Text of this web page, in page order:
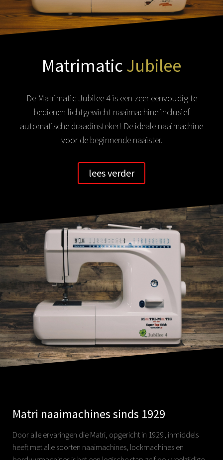
Matrimatic Jubilee
De Matrimatic Jubilee 4 is een zeer eenvoudig te
bedienen lichtgewicht naaimachine inclusief
automatische draadinsteker! De ideale naaimachine
voor de beginnende naaister.
lees verder
Matri naaimachines sinds 1929
Door alle ervaringen die Matri, opgericht in 1929, inmiddels
heeft met alle soorten naaimachines, lockmachines en